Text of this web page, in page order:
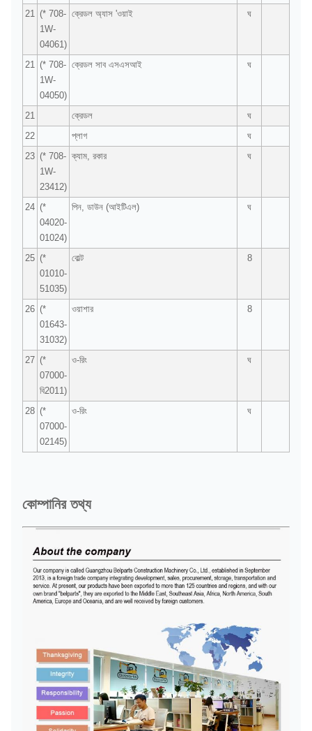
21 (* 708-
1W-
04061)
ক্রেডল অ্যাস 'ওয়াই ঘ
21 (* 708-
1W-
04050)
ক্রেডল সাব এসএসআই ঘ
21 ক্রেডল
ঘ
22
প্লাগ
ঘ
23 (* 708-
1W-
23412)
ক্যাম, রকার ঘ
24 (*
04020-
01024)
পিন, ডাউন (আইটিএল) ঘ
25 (*
01010-
51035)
বোল্ট 8
26 (*
01643-
31032)
ওয়াশার 8
27 (*
07000-
বি2011)
ও-রিং ঘ
28 (*
07000-
02145)
ও-রিং ঘ
কোম্পানির তথ্য